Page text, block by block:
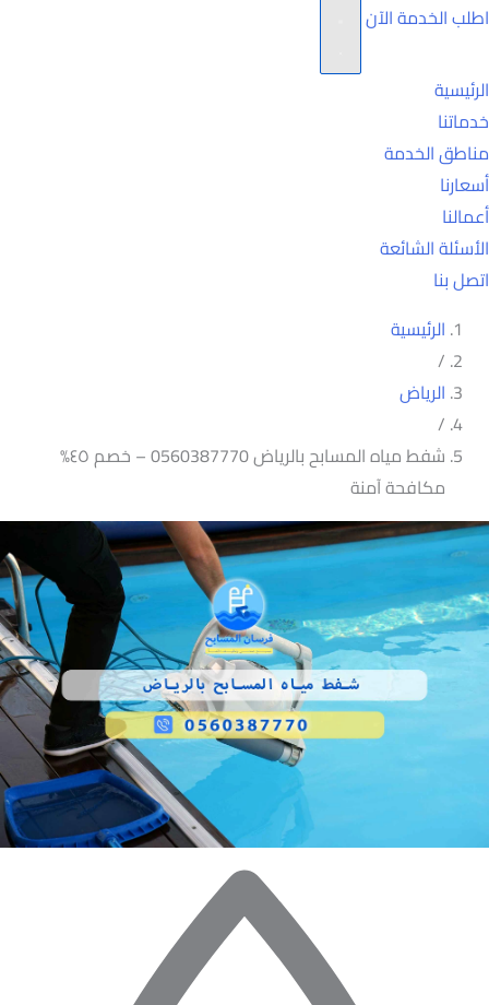
اطلب الخدمة الآن
الرئيسية
خدماتنا
مناطق الخدمة
أسعارنا
أعمالنا
الأسئلة الشائعة
اتصل بنا
الرئيسية
/
الرياض
/
شفط مياه المسابح بالرياض 0560387770 – خصم ٤٥%
مكافحة آمنة